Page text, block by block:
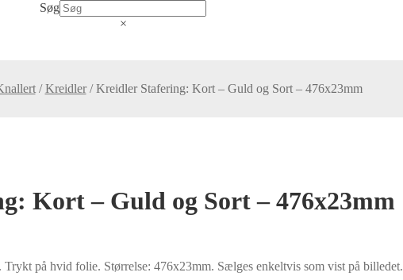
Søg
×
/Kreidler/Kreidler Stafering: Kort – Guld og Sort – 476x23mm
Kort – Guld og Sort – 476x23mm
på hvid folie. Størrelse: 476x23mm. Sælges enkeltvis som vist på billedet.